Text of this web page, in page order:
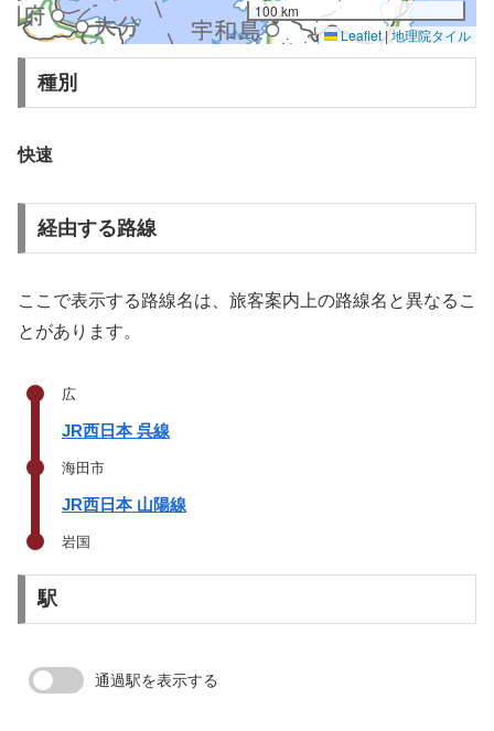
100 km
Leaflet|地理院タイル
種別
快速
経由する路線
ここで表示する路線名は、旅客案内上の路線名と異なるこ
とがあります。
広
JR西日本 呉線
海田市
JR西日本 山陽線
岩国
駅
通過駅を表示する